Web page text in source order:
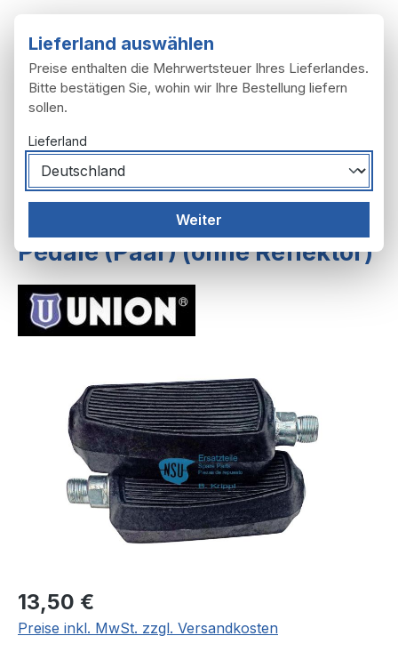
Pedale (Paar) (ohne Reflektor)
Bildergalerie überspringen
Regulärer Preis:
13,50 €
Preise inkl. MwSt. zzgl. Versandkosten
Lieferland auswählen
Preise enthalten die Mehrwertsteuer Ihres Lieferlandes.
Bitte bestätigen Sie, wohin wir Ihre Bestellung liefern
sollen.
Lieferland
Weiter